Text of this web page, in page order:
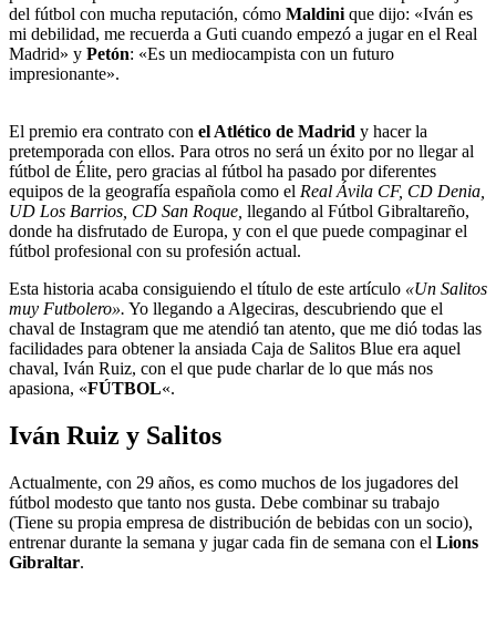
del fútbol con mucha reputación, cómo Maldini que dijo: «Iván es
mi debilidad, me recuerda a Guti cuando empezó a jugar en el Real
Madrid» y Petón: «Es un mediocampista con un futuro
impresionante».
El premio era contrato con el Atlético de Madrid y hacer la
pretemporada con ellos. Para otros no será un éxito por no llegar al
fútbol de Élite, pero gracias al fútbol ha pasado por diferentes
equipos de la geografía española como el Real Ávila CF, CD Denia,
UD Los Barrios, CD San Roque, llegando al Fútbol Gibraltareño,
donde ha disfrutado de Europa, y con el que puede compaginar el
fútbol profesional con su profesión actual.
Esta historia acaba consiguiendo el título de este artículo «Un Salitos
muy Futbolero». Yo llegando a Algeciras, descubriendo que el
chaval de Instagram que me atendió tan atento, que me dió todas las
facilidades para obtener la ansiada Caja de Salitos Blue era aquel
chaval, Iván Ruiz, con el que pude charlar de lo que más nos
apasiona, «FÚTBOL«.
Iván Ruiz y Salitos
Actualmente, con 29 años, es como muchos de los jugadores del
fútbol modesto que tanto nos gusta. Debe combinar su trabajo
(Tiene su propia empresa de distribución de bebidas con un socio),
entrenar durante la semana y jugar cada fin de semana con el Lions
Gibraltar.